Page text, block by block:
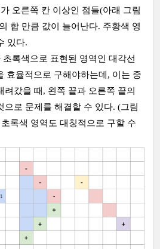
오른쪽 칸 이상인 점들(아래 그림
합 만큼 값이 늘어난다. 주황색 영
있다.
록색으로 표현된 영역인 대각선
효율적으로 구해야하는데, 이는 중
려갔을 때, 왼쪽 끝과 오른쪽 끝의
으로 문제를 해결할 수 있다. (그림
록색 영역도 대칭적으로 구할 수